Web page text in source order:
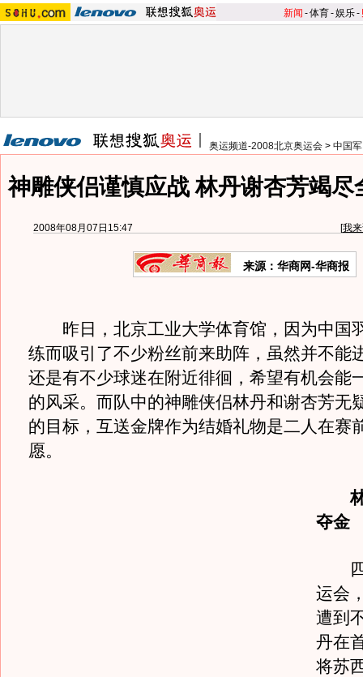
新闻 -体育-娱乐-
奥运频道-2008北京奥运会 > 中国
神雕侠侣谨慎应战 林丹谢杏芳竭尽
2008年08月07日15:47 [我
来源：华商网-华商报
昨日，北京工业大学体育馆，因为中国
练而吸引了不少粉丝前来助阵，虽然并不能
还是有不少球迷在附近徘徊，希望有机会能
的风采。而队中的神雕侠侣林丹和谢杏芳无
的目标，互送金牌作为结婚礼物是二人在赛
愿。
夺金
四
运会
遭到
丹在
将苏